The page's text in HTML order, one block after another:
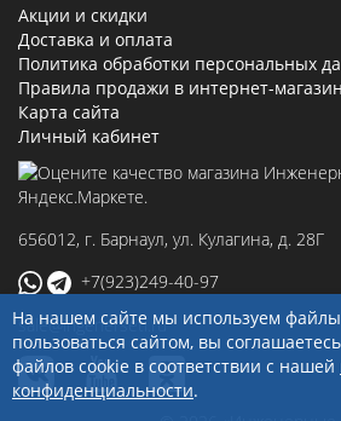
Акции и скидки
Доставка и оплата
Политика обработки персональных
Правила продажи в интернет-
Карта сайта
Личный кабинет
656012, г. Барнаул, ул. Кулагина, д. 28Г
+7(923)249-40-97
sale@ingenerseti.ru
На нашем сайте мы используем
пользоваться сайтом, вы
файлов cookie в соответствии с нашей
конфиденциальности.